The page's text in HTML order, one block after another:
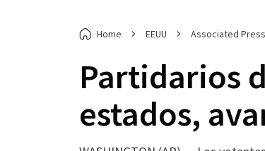
Home EEUU Associated Press
Partidarios
estados,